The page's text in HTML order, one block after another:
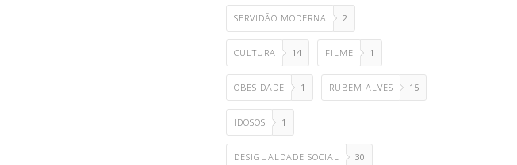
SERVIDÃO MODERNA 2
CULTURA 14 FILME 1
OBESIDADE 1 RUBEM ALVES 15
IDOSOS 1
DESIGUALDADE SOCIAL 30